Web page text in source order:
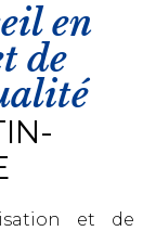
en
de
et de